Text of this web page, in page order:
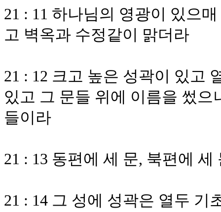
21 : 11 하나님의 영광이 있으
고 벽옥과 수정같이 맑더라
21 : 12 크고 높은 성곽이 있고
있고 그 문들 위에 이름을 썼
들이라
21 : 13 동편에 세 문, 북편에
21 : 14 그 성에 성곽은 열두 기